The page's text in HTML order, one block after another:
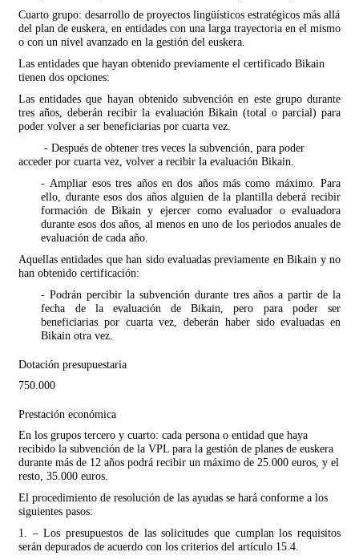
Cuarto grupo: desarrollo de proyectos lingüísticos estratégicos más allá
del plan de euskera, en entidades con una larga trayectoria en el mismo
o con un nivel avanzado en la gestión del euskera.
Las entidades que hayan obtenido previamente el certificado Bikain
tienen dos opciones:
Las entidades que hayan obtenido subvención en este grupo durante
tres años, deberán recibir la evaluación Bikain (total o parcial) para
poder volver a ser beneficiarias por cuarta vez.
- Después de obtener tres veces la subvención, para poder
acceder por cuarta vez, volver a recibir la evaluación Bikain.
- Ampliar esos tres años en dos años más como máximo. Para
ello, durante esos dos años alguien de la plantilla deberá recibir
formación de Bikain y ejercer como evaluador o evaluadora
durante esos dos años, al menos en uno de los periodos anuales de
evaluación de cada año.
Aquellas entidades que han sido evaluadas previamente en Bikain y no
han obtenido certificación:
- Podrán percibir la subvención durante tres años a partir de la
fecha de la evaluación de Bikain, pero para poder ser
beneficiarias por cuarta vez, deberán haber sido evaluadas en
Bikain otra vez.
Dotación presupuestaria
750.000
Prestación económica
En los grupos tercero y cuarto: cada persona o entidad que haya
recibido la subvención de la VPL para la gestión de planes de euskera
durante más de 12 años podrá recibir un máximo de 25.000 euros, y el
resto, 35.000 euros.
El procedimiento de resolución de las ayudas se hará conforme a los
siguientes pasos:
1. – Los presupuestos de las solicitudes que cumplan los requisitos
serán depurados de acuerdo con los criterios del artículo 15.4.